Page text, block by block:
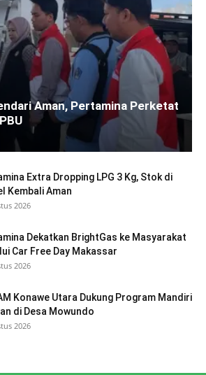
Aman, Pertamina Perketat
Extra Dropping LPG 3 Kg, Stok di
Kembali Aman
2026
Dekatkan BrightGas ke Masyarakat
Car Free Day Makassar
2026
Konawe Utara Dukung Program Mandiri
di Desa Mowundo
2026